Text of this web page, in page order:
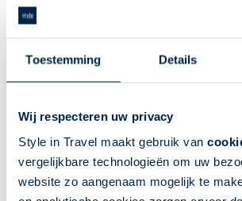
Toestemming Details
Wij respecteren uw privacy
Style in Travel maakt gebruik van
vergelijkbare technologieën om uw
website zo aangenaam mogelijk te
Meer informatie over de autohuur en
Bij deze reis is een huurauto van AVIS
aantal kilometers, WA verzekering,
diefstalverzekering, one way fees,
kentekenregistratietoeslag. Er is een
geval van schade en/of diefstal. In
de all-inclusive verzekering /